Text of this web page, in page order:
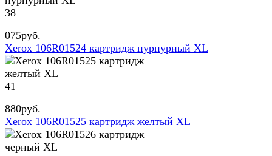
38
075руб.
Xerox 106R01524 картридж пурпурный XL
41
880руб.
Xerox 106R01525 картридж желтый XL